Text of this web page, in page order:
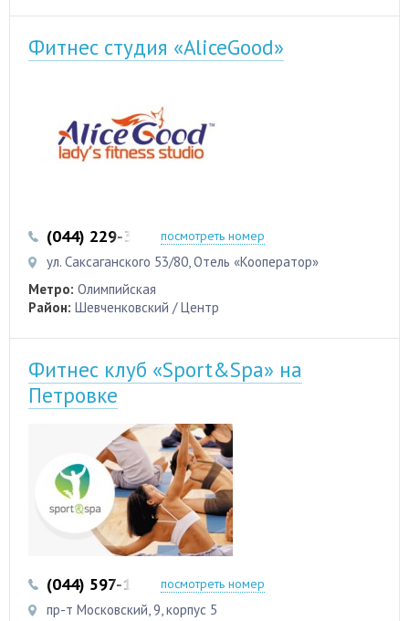
Фитнес студия «AliceGood»
(044) 229-38-58 (095) 701-70-97
посмотреть номер
ул. Саксаганского 53/80, Отель «Кооператор»
Метро: Олимпийская
Район: Шевченковский / Центр
Фитнес клуб «Sport&Spa» на
Петровке
(044) 597-11-33посмотреть номер
пр-т Московский, 9, корпус 5